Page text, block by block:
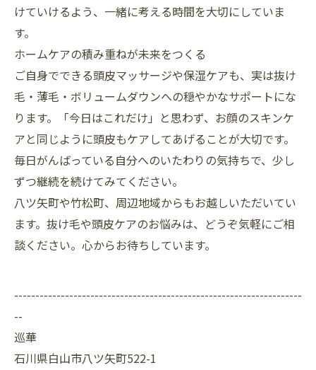
けていけるよう、一緒に考える時間を大切にしていま
す。
ホームケアの積み重ねが未来をつくる
ご自身でできる頭皮マッサージや保湿ケアも、実は抜け
毛・薄毛・ボリュームダウンへの穏やかなサポートにな
ります。「今日はこれだけ」と思わず、お顔のスキンケ
アと同じように頭皮もケアしてあげることが大切です。
毎日がんばっている自分へのいたわりの気持ちで、少し
ずつ継続を続けてみてください。
八ツ矢町や竹松町、周辺地域からもお越しいただいてい
ます。抜け毛や頭皮ケアのお悩みは、どうぞ気軽にご相
談ください。心からお待ちしています。
--------------------------------------------------------------------
--
巡華
石川県白山市八ツ矢町522-1